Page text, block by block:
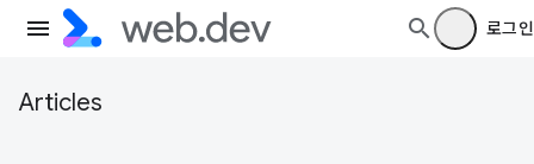
로그인
Articles